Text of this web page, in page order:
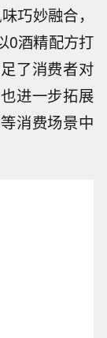
巧妙融合，
0酒精配方打
了消费者对
进一步拓展
消费场景中